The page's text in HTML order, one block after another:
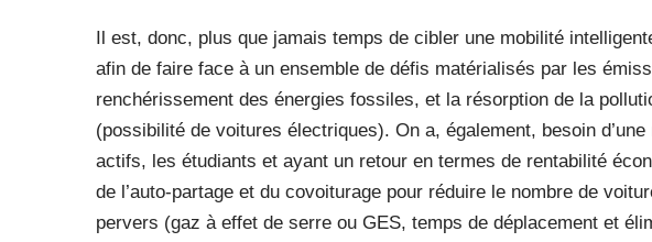
Il est, donc, plus que jamais temps de cibler une mobilité
afin de faire face à un ensemble de défis matérialisés par les
renchérissement des énergies fossiles, et la résorption de la
(possibilité de voitures électriques). On a, également, besoin
actifs, les étudiants et ayant un retour en termes de rentabilité
de l’auto-partage et du covoiturage pour réduire le nombre de
pervers (gaz à effet de serre ou GES, temps de déplacement et